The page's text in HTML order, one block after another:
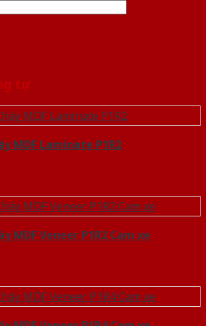
tự
MDF Laminate P1R2
MDF Veneer P1R2 Cam xe